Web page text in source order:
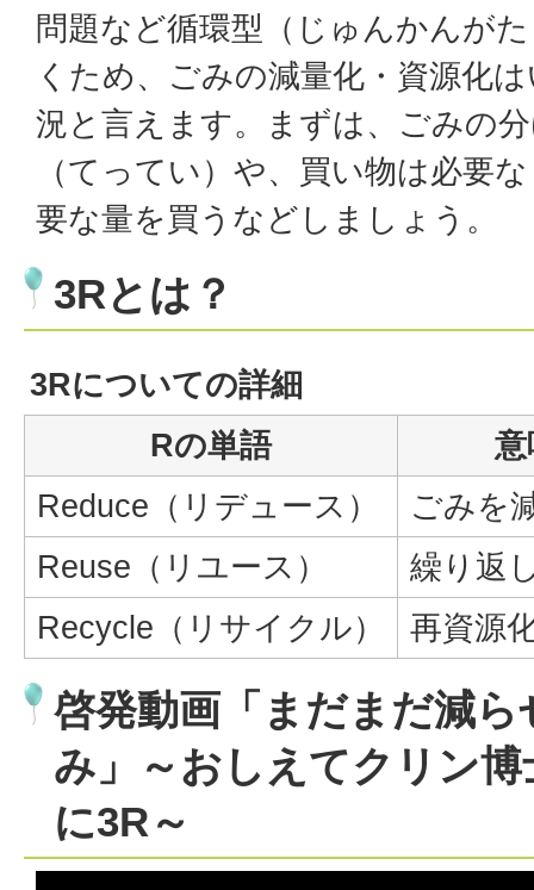
問題など循環型（じゅんかんが
くため、ごみの減量化・資源化
況と言えます。まずは、ごみの
（てってい）や、買い物は必要
要な量を買うなどしましょう。
3Rとは？
3Rについての詳細
Rの単語
意
Reduce（リデュース）
ごみを
Reuse（リユース）
繰り返
Recycle（リサイクル）
再資源
啓発動画「まだまだ減
み」～おしえてクリン
に3R～